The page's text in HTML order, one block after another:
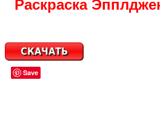
Раскраска
Save